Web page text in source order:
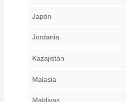
Japón
Jordania
Kazajistán
Malasia
Maldivas